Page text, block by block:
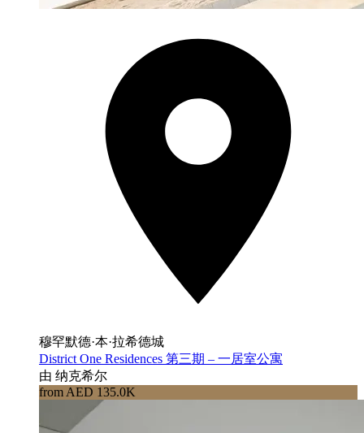
穆罕默德·本·拉希德城
District One Residences 第三期 – 一居室公寓
由 纳克希尔
from AED 135.0K